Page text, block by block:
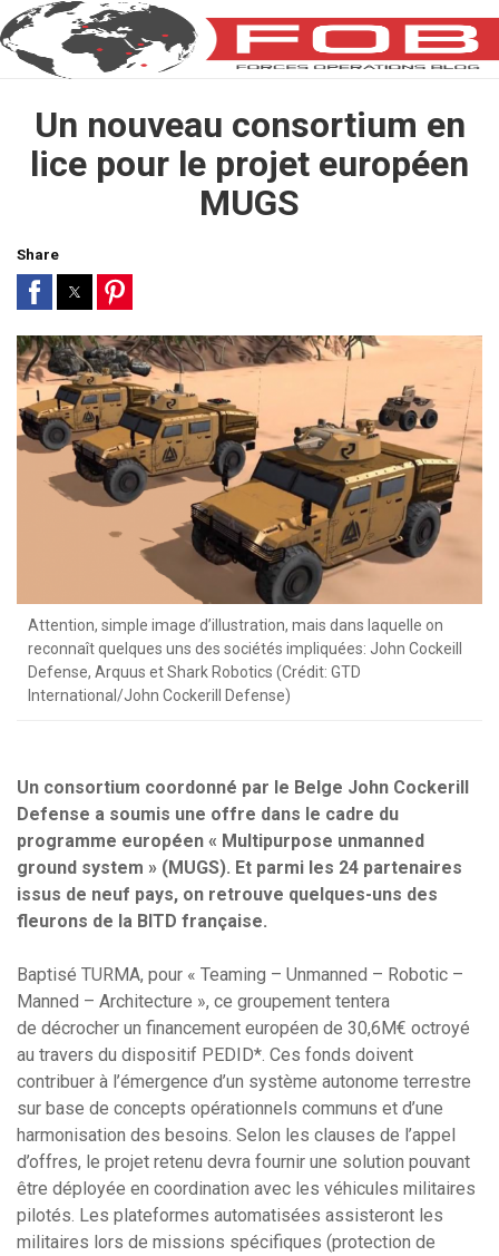
Un nouveau consortium en
lice pour le projet européen
MUGS
Share
Attention, simple image d’illustration, mais dans laquelle on
reconnaît quelques uns des sociétés impliquées: John Cockeill
Defense, Arquus et Shark Robotics (Crédit: GTD
International/John Cockerill Defense)
Un consortium coordonné par le Belge John Cockerill
Defense a soumis une offre dans le cadre du
programme européen « Multipurpose unmanned
ground system » (MUGS). Et parmi les 24 partenaires
issus de neuf pays, on retrouve quelques-uns des
fleurons de la BITD française.
Baptisé TURMA, pour « Teaming – Unmanned – Robotic –
Manned – Architecture », ce groupement tentera
de décrocher un financement européen de 30,6M€ octroyé
au travers du dispositif PEDID*. Ces fonds doivent
contribuer à l’émergence d’un système autonome terrestre
sur base de concepts opérationnels communs et d’une
harmonisation des besoins. Selon les clauses de l’appel
d’offres, le projet retenu devra fournir une solution pouvant
être déployée en coordination avec les véhicules militaires
pilotés. Les plateformes automatisées assisteront les
militaires lors de missions spécifiques (protection de